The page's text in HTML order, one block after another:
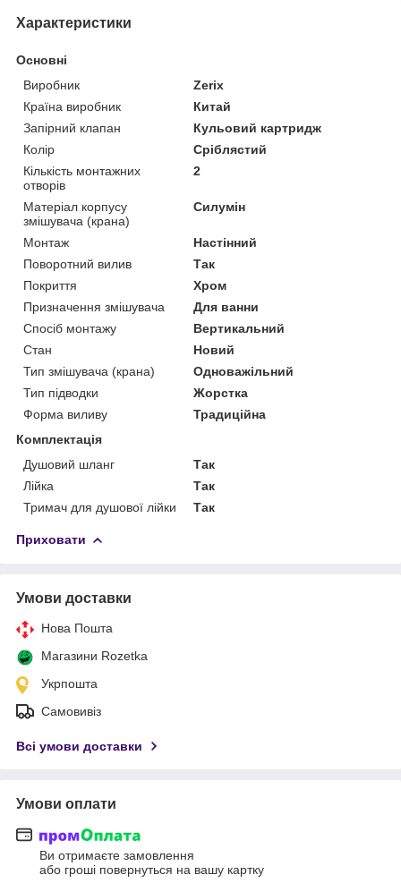
Характеристики
Основні
Виробник
Zerix
Країна виробник
Китай
Запірний клапан
Кульовий картридж
Колір
Сріблястий
Кількість монтажних
отворів
2
Матеріал корпусу
змішувача (крана)
Силумін
Монтаж
Настінний
Поворотний вилив
Так
Покриття
Хром
Призначення змішувача
Для ванни
Спосіб монтажу
Вертикальний
Стан
Новий
Тип змішувача (крана)
Одноважільний
Тип підводки
Жорстка
Форма виливу
Традиційна
Комплектація
Душовий шланг
Так
Лійка
Так
Тримач для душової лійки
Так
Приховати
Умови доставки
Нова Пошта
Магазини Rozetka
Укрпошта
Самовивіз
Всі умови доставки
Умови оплати
Ви отримаєте замовлення
або гроші повернуться на вашу картку